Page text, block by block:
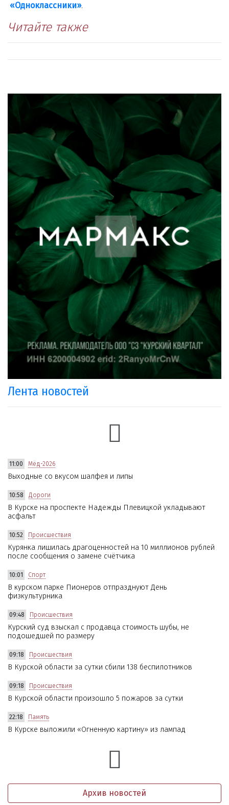
«Одноклассники».
Читайте также
Лента новостей
11:00 Мёд-2026
Выходные со вкусом шалфея и липы
10:58 Дороги
В Курске на проспекте Надежды Плевицкой укладывают
асфальт
10:52 Происшествия
Курянка лишилась драгоценностей на 10 миллионов рублей
после сообщения о замене счётчика
10:01 Спорт
В курском парке Пионеров отпразднуют День
физкультурника
09:48 Происшествия
Курский суд взыскал с продавца стоимость шубы, не
подошедшей по размеру
09:18 Происшествия
В Курской области за сутки сбили 138 беспилотников
09:18 Происшествия
В Курской области произошло 5 пожаров за сутки
22:18 Память
В Курске выложили «Огненную картину» из лампад
Архив новостей